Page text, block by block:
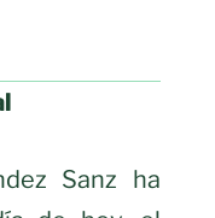
Sanz ha